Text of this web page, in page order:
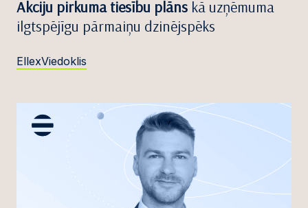
Akciju pirkuma tiesību plāns kā uzņēmuma
ilgtspējīgu pārmaiņu dzinējspēks
EllexViedoklis